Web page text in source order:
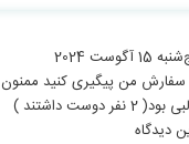
آگوست 2024
سفارش من پیگیری کنید ممنون
بود(
2نفر دوست داشتند )
دیدگاه